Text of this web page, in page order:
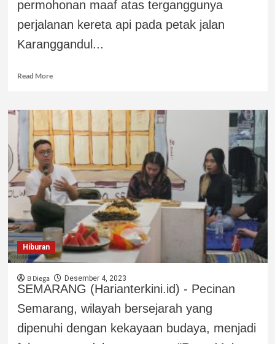
permohonan maaf atas terganggunya
perjalanan kereta api pada petak jalan
Karanggandul...
Read More
Hiburan
B Diega Desember 4, 2023
SEMARANG (Harianterkini.id) - Pecinan
Semarang, wilayah bersejarah yang
dipenuhi dengan kekayaan budaya, menjadi